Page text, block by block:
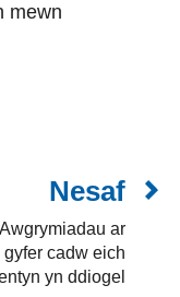
mewn
Nesaf
Awgrymiadau ar
gyfer cadw eich
yn ddiogel